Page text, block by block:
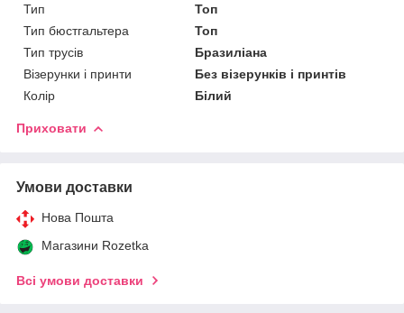
Тип
Топ
Тип бюстгальтера
Топ
Тип трусів
Бразиліана
Візерунки і принти
Без візерунків і принтів
Колір
Білий
Приховати
Умови доставки
Нова Пошта
Магазини Rozetka
Всі умови доставки